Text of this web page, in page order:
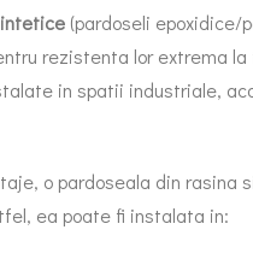
(pardoseli epoxidice/
rezistenta lor extrema
in spatii industriale,
o pardoseala din
ea poate fi instalata in: